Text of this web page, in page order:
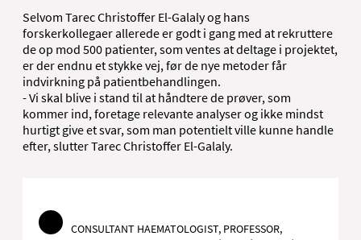
Selvom Tarec Christoffer El-Galaly og hans
forskerkollegaer allerede er godt i gang med at rekruttere
de op mod 500 patienter, som ventes at deltage i projektet,
er der endnu et stykke vej, før de nye metoder får
indvirkning på patientbehandlingen.
- Vi skal blive i stand til at håndtere de prøver, som
kommer ind, foretage relevante analyser og ikke mindst
hurtigt give et svar, som man potentielt ville kunne handle
efter, slutter Tarec Christoffer El-Galaly.
CONSULTANT HAEMATOLOGIST, PROFESSOR,